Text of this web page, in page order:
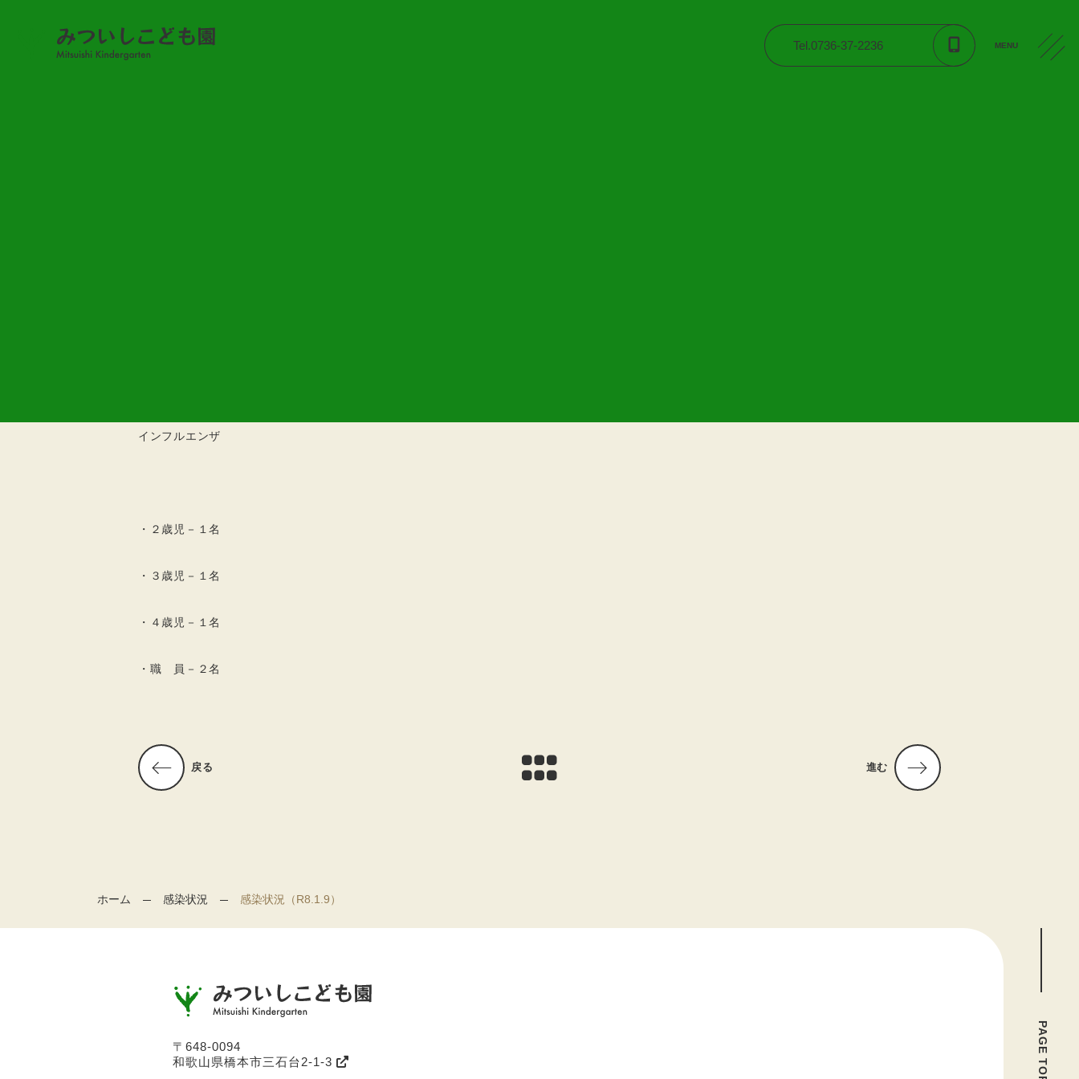
Tel.0736-37-2236 MENU
インフルエンザ
・２歳児－１名
・３歳児－１名
・４歳児－１名
・職 員－２名
戻る 進む
ホーム 感染状況 感染状況（R8.1.9）
〒648-0094
和歌山県橋本市三石台2-1-3
PAGE TOP